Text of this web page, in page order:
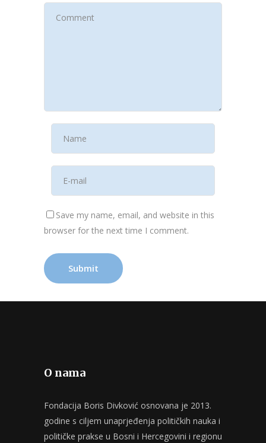
Save my name, email, and website in this
browser for the next time I comment.
O nama
Fondacija Boris Divković osnovana je 2013.
godine s ciljem unaprjeđenja političkih nauka i
političke prakse u Bosni i Hercegovini i regionu